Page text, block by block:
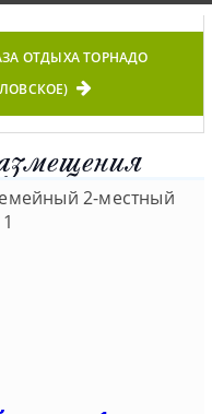
ОТДЫХА ТОРНАДО